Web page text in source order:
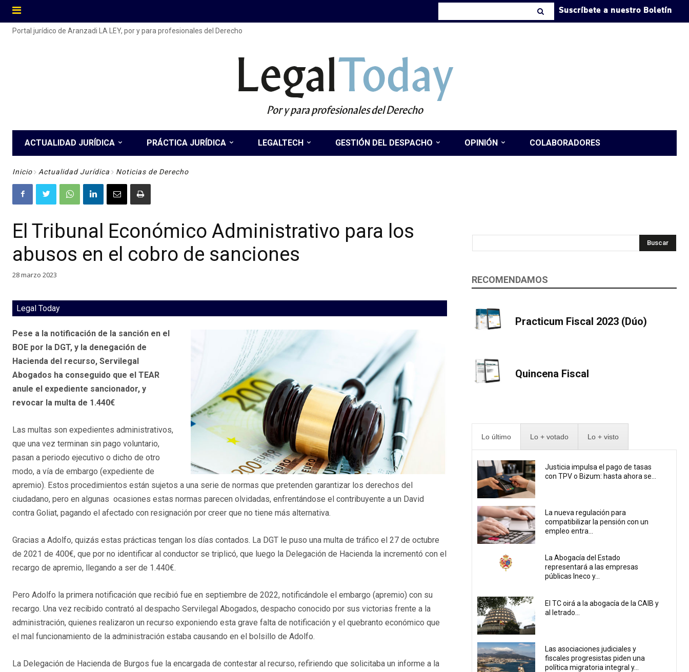
Suscríbete a nuestro Boletín
Portal jurídico de Aranzadi LA LEY, por y para profesionales del Derecho
LegalToday
Por y para profesionales del Derecho
ACTUALIDAD JURÍDICA PRÁCTICA JURÍDICA LEGALTECH GESTIÓN DEL DESPACHO OPINIÓN COLABORADORES
Inicio Actualidad Jurídica Noticias de Derecho
El Tribunal Económico Administrativo para los
abusos en el cobro de sanciones
28 marzo 2023
Legal Today
Pese a la notificación de la sanción en el
BOE por la DGT, y la denegación de
Hacienda del recurso, Servilegal
Abogados ha conseguido que el TEAR
anule el expediente sancionador, y
revocar la multa de 1.440€
Las multas son expedientes administrativos,
que una vez terminan sin pago voluntario,
pasan a periodo ejecutivo o dicho de otro
modo, a vía de embargo (expediente de
apremio). Estos procedimientos están sujetos a una serie de normas que pretenden garantizar los derechos del
ciudadano, pero en algunas ocasiones estas normas parecen olvidadas, enfrentándose el contribuyente a un David
contra Goliat, pagando el afectado con resignación por creer que no tiene más alternativa.
Gracias a Adolfo, quizás estas prácticas tengan los días contados. La DGT le puso una multa de tráfico el 27 de octubre
de 2021 de 400€, que por no identificar al conductor se triplicó, que luego la Delegación de Hacienda la incrementó con el
recargo de apremio, llegando a ser de 1.440€.
Pero Adolfo la primera notificación que recibió fue en septiembre de 2022, notificándole el embargo (apremio) con su
recargo. Una vez recibido contrató al despacho Servilegal Abogados, despacho conocido por sus victorias frente a la
administración, quienes realizaron un recurso exponiendo esta grave falta de notificación y el quebranto económico que
el mal funcionamiento de la administración estaba causando en el bolsillo de Adolfo.
La Delegación de Hacienda de Burgos fue la encargada de contestar al recurso, refiriendo que solicitaba un informe a la
Buscar
RECOMENDAMOS
Practicum Fiscal 2023 (Dúo)
Quincena Fiscal
Lo último Lo + votado Lo + visto
Justicia impulsa el pago de tasas
con TPV o Bizum: hasta ahora se...
La nueva regulación para
compatibilizar la pensión con un
empleo entra...
La Abogacía del Estado
representará a las empresas
públicas Ineco y...
El TC oirá a la abogacía de la CAIB y
al letrado...
Las asociaciones judiciales y
fiscales progresistas piden una
política migratoria integral y...